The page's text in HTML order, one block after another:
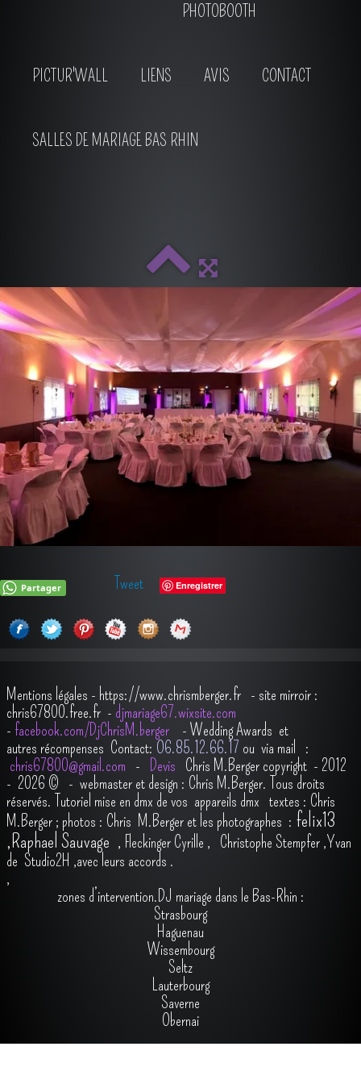
PHOTOBOOTH
PICTUR'WALL LIENS AVIS CONTACT
SALLES DE MARIAGE BAS RHIN
Partager Tweet Enregistrer
Mentions légales - https://www.chrismberger.fr - site mirroir :
chris67800.free.fr - djmariage67.wixsite.com
- facebook.com/DjChrisM.berger - Wedding Awards et
autres récompenses Contact: O6.85.12.66.17 ou via mail :
chris67800@gmail.com - Devis Chris M.Berger copyright - 2012
- 2026 © - webmaster et design : Chris M.Berger. Tous droits
réservés. Tutoriel mise en dmx de vos appareils dmx textes : Chris
M.Berger ; photos : Chris M.Berger et les photographes : felix13
,Raphael Sauvage , Fleckinger Cyrille , Christophe Stempfer ,Yvan
de Studio2H ,avec leurs accords .
,
zones d’intervention.DJ mariage dans le Bas-Rhin :
Strasbourg
Haguenau
Wissembourg
Seltz
Lauterbourg
Saverne
Obernai